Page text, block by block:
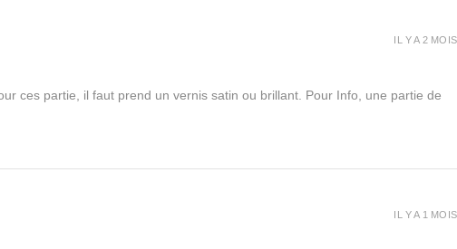
ces partie, il faut prend un vernis satin ou brillant. Pour Info, une partie de
IL Y A 2 MOIS
IL Y A 1 MOIS